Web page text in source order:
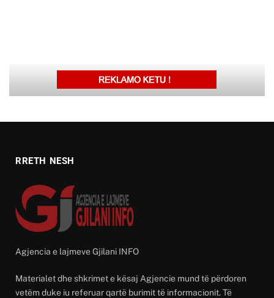
RRETH NESH
Agjencia e lajmeve Gjilani INFO
Materialet dhe shkrimet e kësaj Agjencie mund të përdoren
vetëm duke iu referuar qartë burimit të informacionit. Të